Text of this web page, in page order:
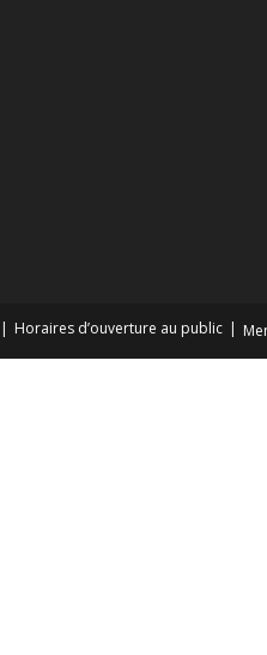
Horaires d’ouverture au public